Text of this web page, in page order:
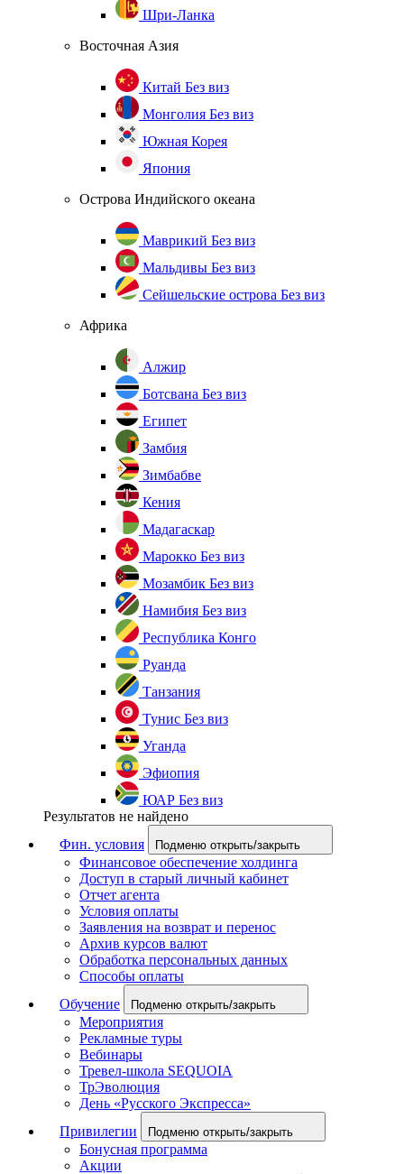
Шри-Ланка
Восточная Азия
Китай Без виз
Монголия Без виз
Южная Корея
Япония
Острова Индийского океана
Маврикий Без виз
Мальдивы Без виз
Сейшельские острова Без виз
Африка
Алжир
Ботсвана Без виз
Египет
Замбия
Зимбабве
Кения
Мадагаскар
Марокко Без виз
Мозамбик Без виз
Намибия Без виз
Республика Конго
Руанда
Танзания
Тунис Без виз
Уганда
Эфиопия
ЮАР Без виз
Результатов не найдено
Фин. условия
Подменю открыть/закрыть
Финансовое обеспечение холдинга
Доступ в старый личный кабинет
Отчет агента
Условия оплаты
Заявления на возврат и перенос
Архив курсов валют
Обработка персональных данных
Способы оплаты
Обучение
Подменю открыть/закрыть
Мероприятия
Рекламные туры
Вебинары
Тревел-школа SEQUOIA
ТрЭволюция
День «Русского Экспресса»
Привилегии
Подменю открыть/закрыть
Бонусная программа
Акции